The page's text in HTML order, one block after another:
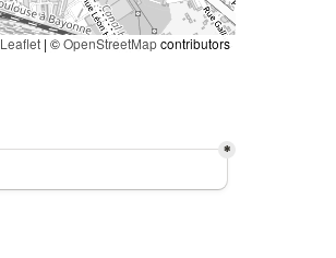
Leaflet | ©OpenStreetMapcontributors